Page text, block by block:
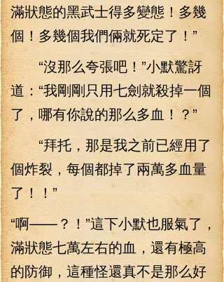
滿狀態的黑武士得多變態！多幾
個！多幾個我們倆就死定了！”
“沒那么夸張吧！”小默驚訝
道：“我剛剛只用七劍就殺掉一個
了，哪有你說的那么多血！？”
“拜托，那是我之前已經用了
個炸裂，每個都掉了兩萬多血量
了！！”
“啊——？！”這下小默也服氣了，
滿狀態七萬左右的血，還有極高
的防御，這種怪還真不是那么好